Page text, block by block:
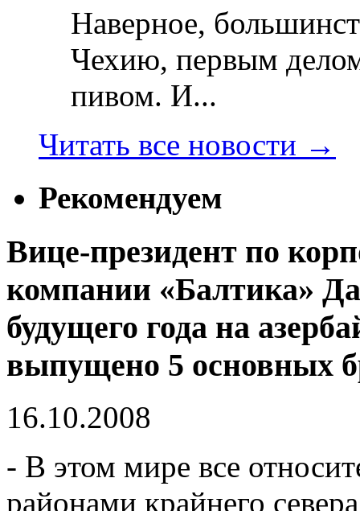
Наверное,
Чехию, первым
пивом. И...
Читать все новости →
Рекомендуем
Вице-президент по
компании «Балтика»
будущего года на
выпущено 5 основных
16.10.2008
- В этом мире все
районами крайнего